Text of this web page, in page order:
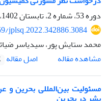
دوره 53، شماره 2، تابستان 1402، صفحه
jplsq.2022.342886.3084
محمد ستایش پور، سیدیاسر
مشاهده مقاله
اصل مقاله
مسئولیت بین‌المللی بحرین